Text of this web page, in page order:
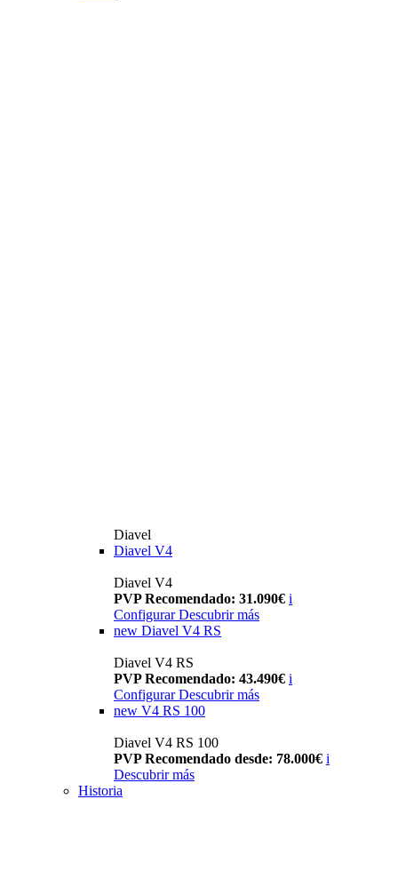
Diavel
Diavel V4
Diavel V4
PVP Recomendado: 31.090€ i
Configurar Descubrir más
new Diavel V4 RS
Diavel V4 RS
PVP Recomendado: 43.490€ i
Configurar Descubrir más
new V4 RS 100
Diavel V4 RS 100
PVP Recomendado desde: 78.000€ i
Descubrir más
Historia